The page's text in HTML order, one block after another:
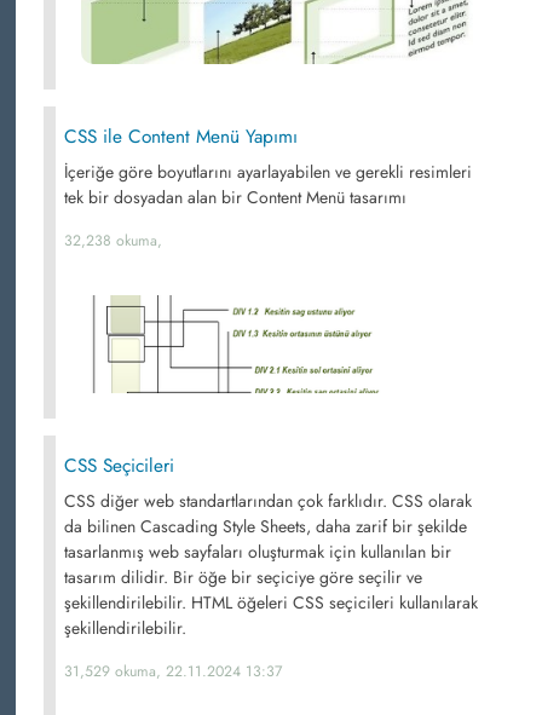
CSS ile Content Menü Yapımı
İçeriğe göre boyutlarını ayarlayabilen ve gerekli resimleri
tek bir dosyadan alan bir Content Menü tasarımı
32,238 okuma,
CSS Seçicileri
CSS diğer web standartlarından çok farklıdır. CSS olarak
da bilinen Cascading Style Sheets, daha zarif bir şekilde
tasarlanmış web sayfaları oluşturmak için kullanılan bir
tasarım dilidir. Bir öğe bir seçiciye göre seçilir ve
şekillendirilebilir. HTML öğeleri CSS seçicileri kullanılarak
şekillendirilebilir.
31,529 okuma, 22.11.2024 13:37